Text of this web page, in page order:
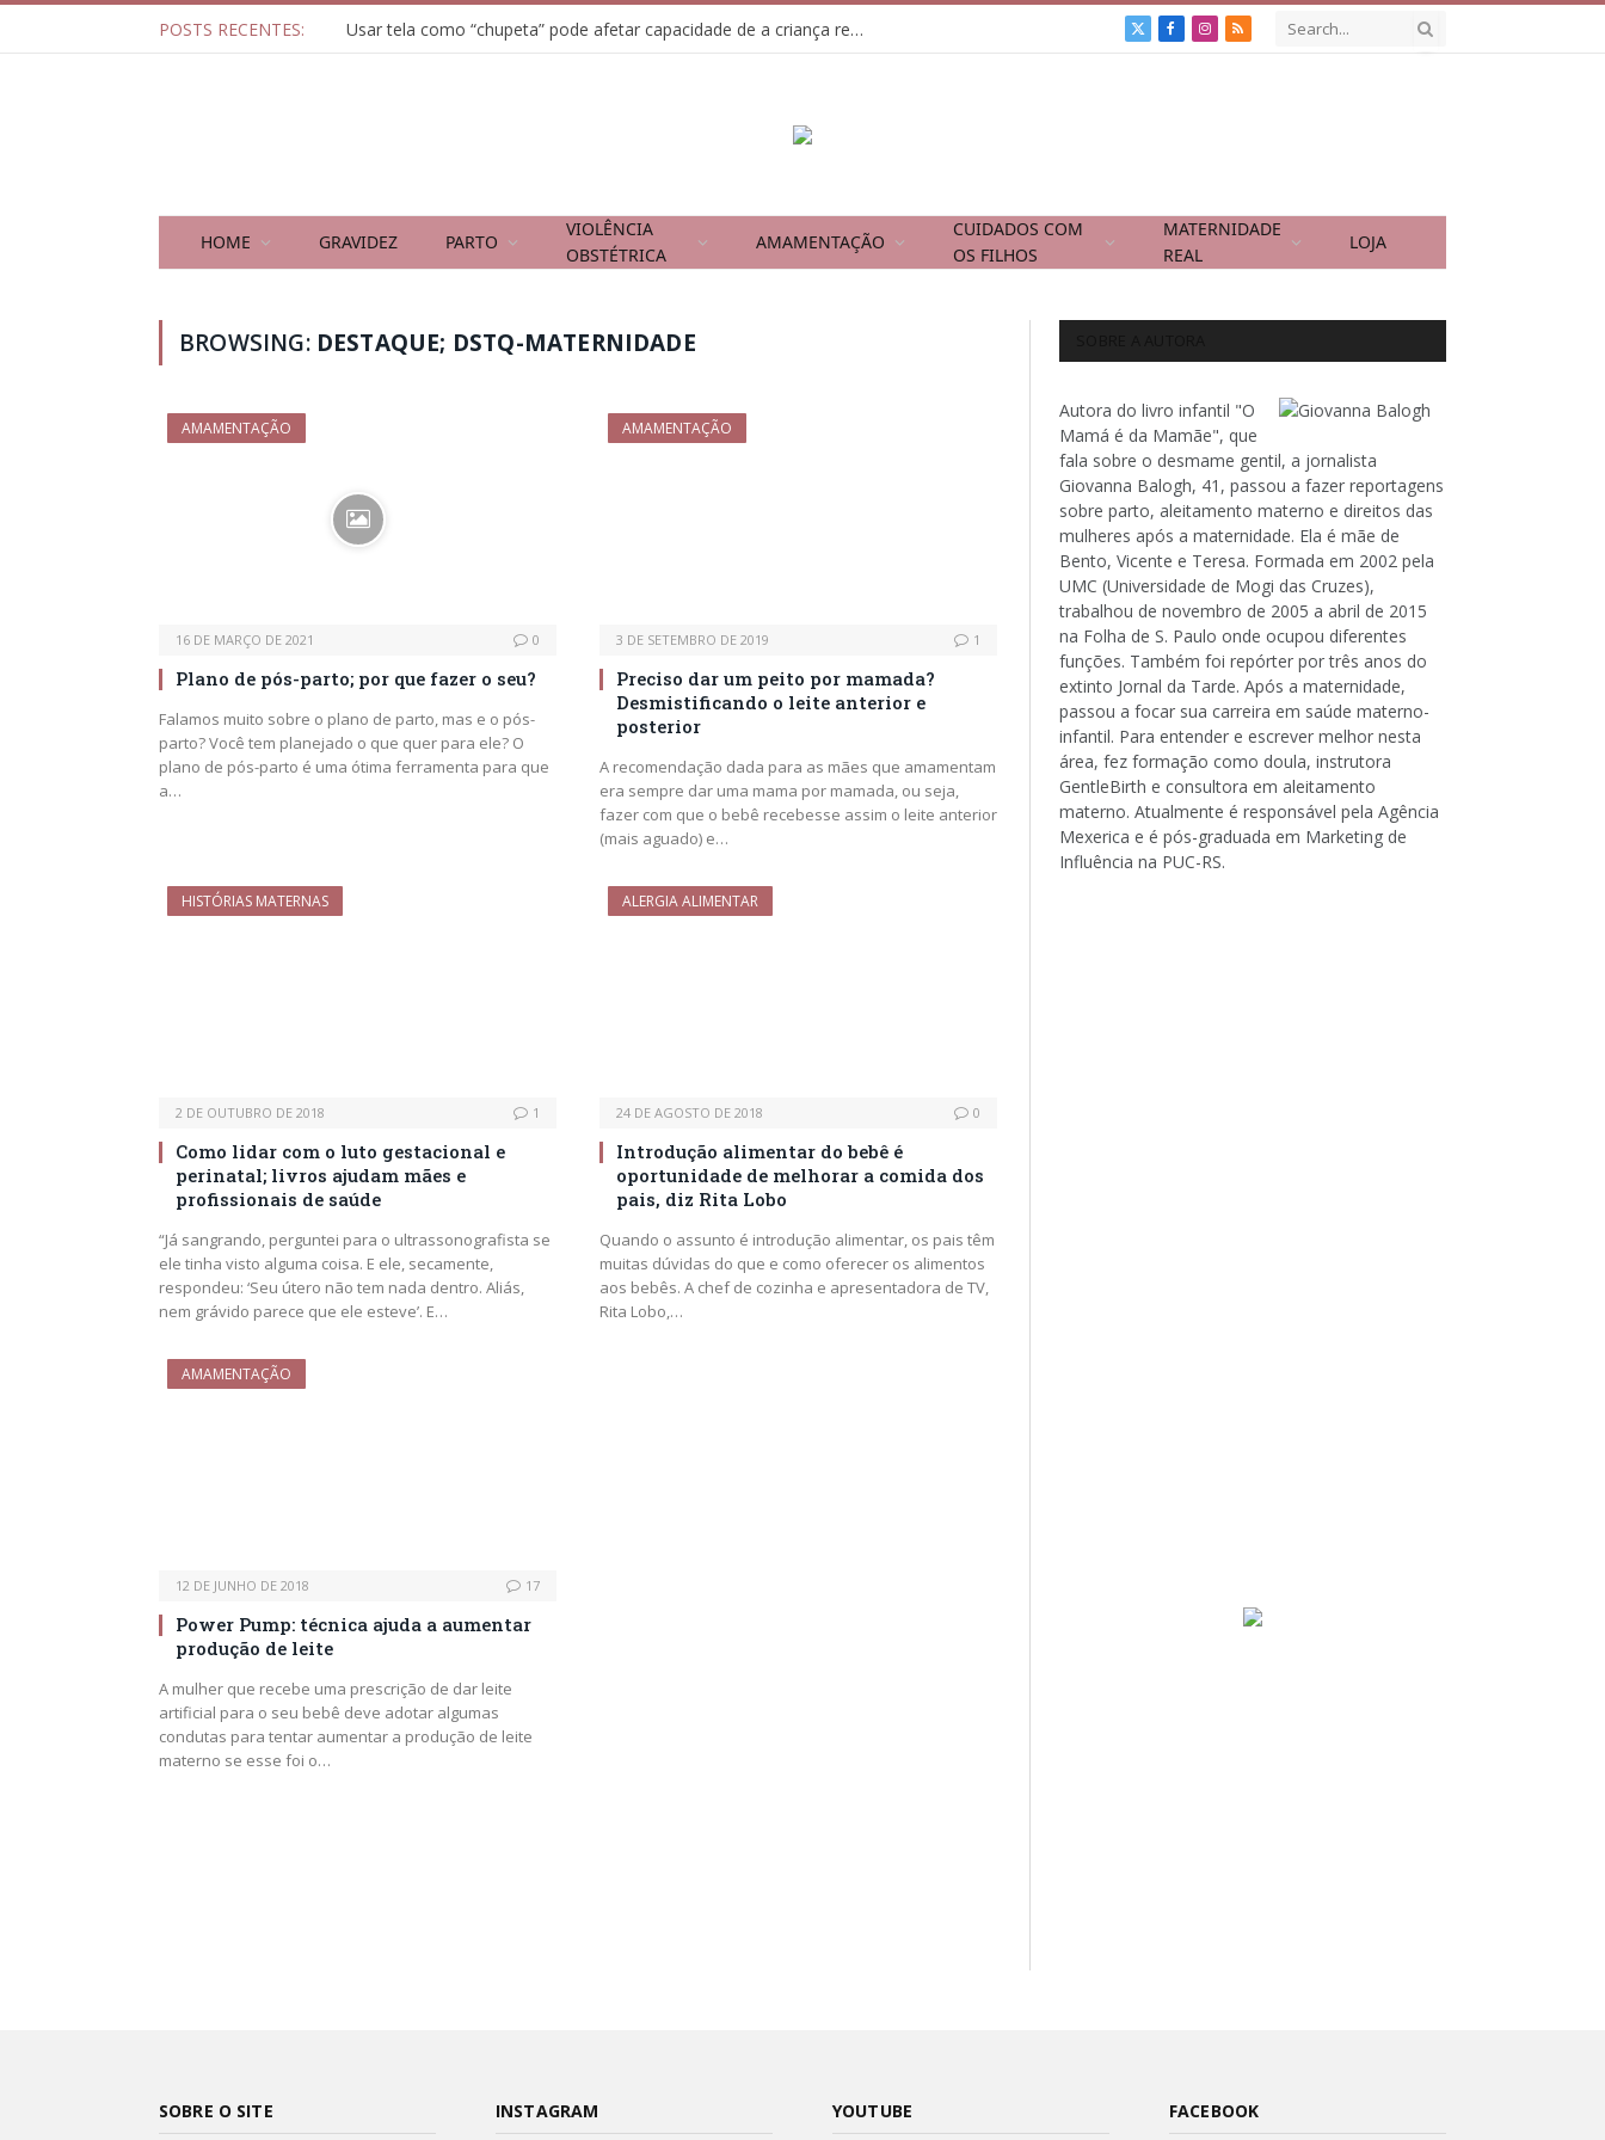
POSTS RECENTES: Usar tela como “chupeta” pode afetar capacidade de a criança regular emoções
X
Facebook
Instagram
RSS
HOME GRAVIDEZ PARTO
VIOLÊNCIA
OBSTÉTRICA
AMAMENTAÇÃO
CUIDADOS COM
OS FILHOS
MATERNIDADE
REAL
LOJA
BROWSING: DESTAQUE; DSTQ-MATERNIDADE
AMAMENTAÇÃO
16 DE MARÇO DE 2021 0
Plano de pós-parto; por que fazer o seu?
Falamos muito sobre o plano de parto, mas e o pós-
parto? Você tem planejado o que quer para ele? O
plano de pós-parto é uma ótima ferramenta para que
a…
AMAMENTAÇÃO
3 DE SETEMBRO DE 2019 1
Preciso dar um peito por mamada?
Desmistificando o leite anterior e
posterior
A recomendação dada para as mães que amamentam
era sempre dar uma mama por mamada, ou seja,
fazer com que o bebê recebesse assim o leite anterior
(mais aguado) e…
HISTÓRIAS MATERNAS
2 DE OUTUBRO DE 2018 1
Como lidar com o luto gestacional e
perinatal; livros ajudam mães e
profissionais de saúde
“Já sangrando, perguntei para o ultrassonografista se
ele tinha visto alguma coisa. E ele, secamente,
respondeu: ‘Seu útero não tem nada dentro. Aliás,
nem grávido parece que ele esteve’. E…
ALERGIA ALIMENTAR
24 DE AGOSTO DE 2018 0
Introdução alimentar do bebê é
oportunidade de melhorar a comida dos
pais, diz Rita Lobo
Quando o assunto é introdução alimentar, os pais têm
muitas dúvidas do que e como oferecer os alimentos
aos bebês. A chef de cozinha e apresentadora de TV,
Rita Lobo,…
AMAMENTAÇÃO
12 DE JUNHO DE 2018 17
Power Pump: técnica ajuda a aumentar
produção de leite
A mulher que recebe uma prescrição de dar leite
artificial para o seu bebê deve adotar algumas
condutas para tentar aumentar a produção de leite
materno se esse foi o…
Autora do livro infantil "O
Mamá é da Mamãe", que
fala sobre o desmame gentil, a jornalista
Giovanna Balogh, 41, passou a fazer reportagens
sobre parto, aleitamento materno e direitos das
mulheres após a maternidade. Ela é mãe de
Bento, Vicente e Teresa. Formada em 2002 pela
UMC (Universidade de Mogi das Cruzes),
trabalhou de novembro de 2005 a abril de 2015
na Folha de S. Paulo onde ocupou diferentes
funções. Também foi repórter por três anos do
extinto Jornal da Tarde. Após a maternidade,
passou a focar sua carreira em saúde materno-
infantil. Para entender e escrever melhor nesta
área, fez formação como doula, instrutora
GentleBirth e consultora em aleitamento
materno. Atualmente é responsável pela Agência
Mexerica e é pós-graduada em Marketing de
Influência na PUC-RS.
SOBRE O SITE INSTAGRAM YOUTUBE FACEBOOK